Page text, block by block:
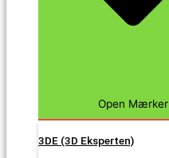
Open Mærker
3DE (3D Eksperten)